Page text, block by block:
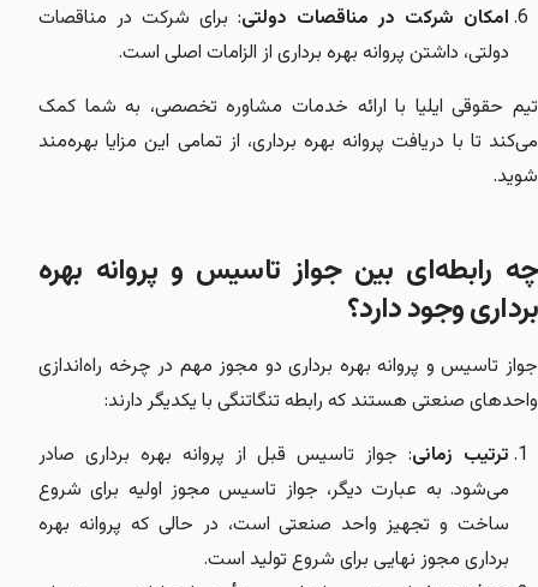
امکان شرکت در مناقصات دولتی: برای شرکت در مناقصات
دولتی، داشتن پروانه بهره برداری از الزامات اصلی است.
تیم حقوقی ایلیا با ارائه خدمات مشاوره تخصصی، به شما کمک
می‌کند تا با دریافت پروانه بهره برداری، از تمامی این مزایا بهره‌مند
شوید.
چه رابطه‌ای بین جواز تاسیس و پروانه بهره
برداری وجود دارد؟
جواز تاسیس و پروانه بهره برداری دو مجوز مهم در چرخه راه‌اندازی
واحدهای صنعتی هستند که رابطه تنگاتنگی با یکدیگر دارند:
ترتیب زمانی: جواز تاسیس قبل از پروانه بهره برداری صادر
می‌شود. به عبارت دیگر، جواز تاسیس مجوز اولیه برای شروع
ساخت و تجهیز واحد صنعتی است، در حالی که پروانه بهره
برداری مجوز نهایی برای شروع تولید است.